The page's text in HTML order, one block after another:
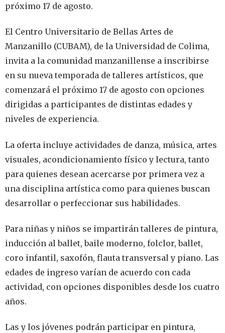
próximo 17 de agosto.
El Centro Universitario de Bellas Artes de
Manzanillo (CUBAM), de la Universidad de Colima,
invita a la comunidad manzanillense a inscribirse
en su nueva temporada de talleres artísticos, que
comenzará el próximo 17 de agosto con opciones
dirigidas a participantes de distintas edades y
niveles de experiencia.
La oferta incluye actividades de danza, música, artes
visuales, acondicionamiento físico y lectura, tanto
para quienes desean acercarse por primera vez a
una disciplina artística como para quienes buscan
desarrollar o perfeccionar sus habilidades.
Para niñas y niños se impartirán talleres de pintura,
inducción al ballet, baile moderno, folclor, ballet,
coro infantil, saxofón, flauta transversal y piano. Las
edades de ingreso varían de acuerdo con cada
actividad, con opciones disponibles desde los cuatro
años.
Las y los jóvenes podrán participar en pintura,